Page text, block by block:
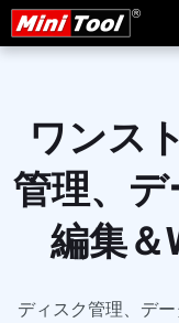
ワンス
管理、
編集＆
ディスク管理、デ